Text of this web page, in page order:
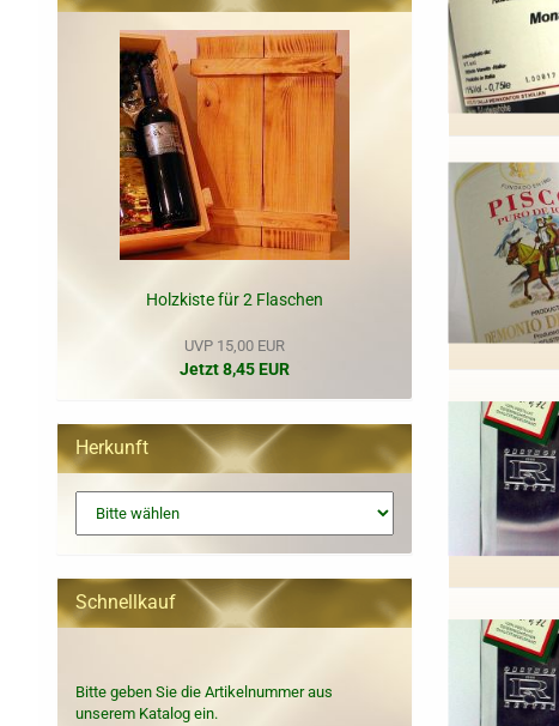
Holzkiste für 2 Flaschen
UVP 15,00 EUR
Jetzt 8,45 EUR
Herkunft
Schnellkauf
BITTE
GEBEN
Bitte geben Sie die Artikelnummer aus
unserem Katalog ein.